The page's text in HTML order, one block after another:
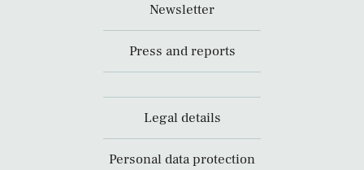
Newsletter
Press and reports
Legal details
Personal data protection